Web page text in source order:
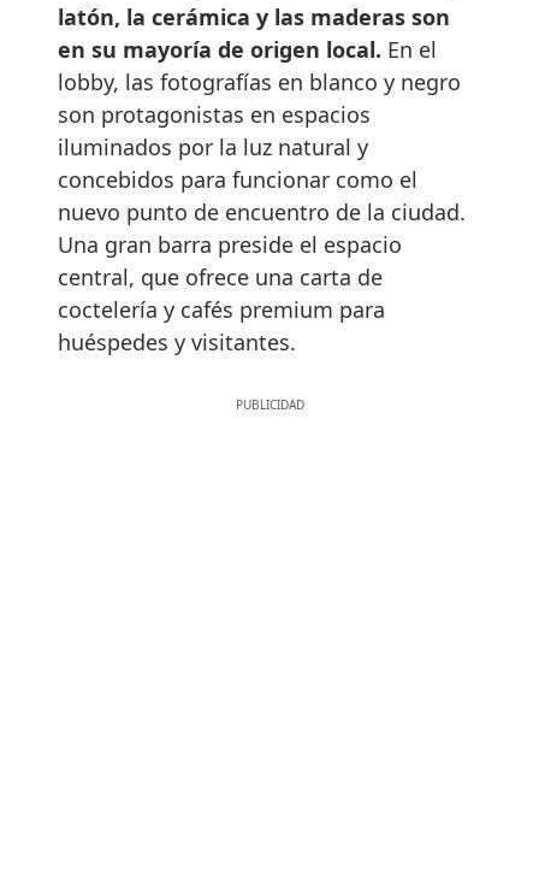
latón, la cerámica y las maderas son
en su mayoría de origen local. En el
lobby, las fotografías en blanco y negro
son protagonistas en espacios
iluminados por la luz natural y
concebidos para funcionar como el
nuevo punto de encuentro de la ciudad.
Una gran barra preside el espacio
central, que ofrece una carta de
coctelería y cafés premium para
huéspedes y visitantes.